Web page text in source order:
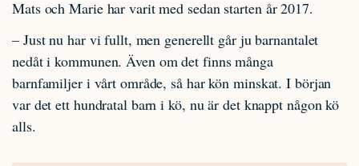
Mats och Marie har varit med sedan starten år 2017.
– Just nu har vi fullt, men generellt går ju barnantalet
nedåt i kommunen. Även om det finns många
barnfamiljer i vårt område, så har kön minskat. I början
var det ett hundratal barn i kö, nu är det knappt någon kö
alls.